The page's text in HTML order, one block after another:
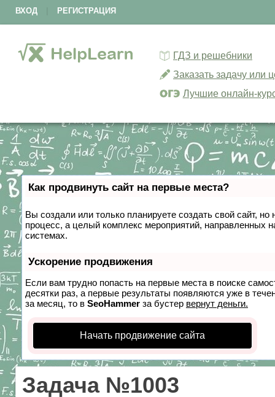
ВХОД РЕГИСТРАЦИЯ
ГДЗ и решебники
Заказать задачу или
Лучшие онлайн-
Как продвинуть сайт на первые места?
Вы создали или только планируете создать свой сайт,
процесс, а целый комплекс мероприятий, направленных
системах.
Ускорение продвижения
Если вам трудно попасть на первые места в поиске
десятки раз, а первые результаты появляются уже в
за месяц, то в SeoHammer за бустер вернут деньги.
Начать продвижение сайта
Задача №1003